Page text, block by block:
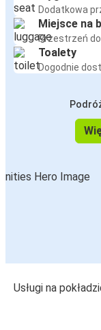
Dodatkowa
Miejsce na
Przestrzeń
Toalety
Dogodnie
Usługi na